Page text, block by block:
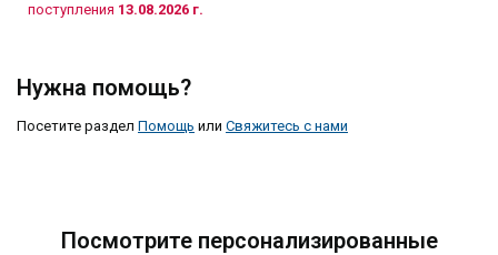
поступления 13.08.2026 г.
Нужна помощь?
Посетите раздел Помощь или Свяжитесь с нами
Посмотрите персонализированные